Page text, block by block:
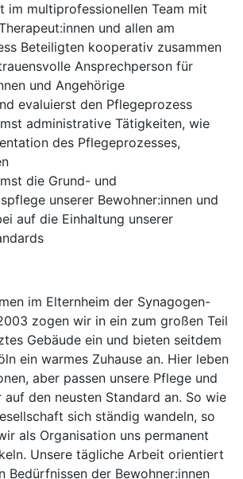
im multiprofessionellen Team mit
und allen am
Beteiligten kooperativ zusammen
Ansprechperson für
und Angehörige
evaluierst den Pflegeprozess
administrative Tätigkeiten, wie
des Pflegeprozesses,
die Grund- und
unserer Bewohner:innen und
auf die Einhaltung unserer
im Elternheim der Synagogen-
zogen wir in ein zum großen Teil
Gebäude ein und bieten seitdem
ein warmes Zuhause an. Hier leben
aber passen unsere Pflege und
auf den neusten Standard an. So wie
sich ständig wandeln, so
als Organisation uns permanent
Unsere tägliche Arbeit orientiert
Bedürfnissen der Bewohner:innen